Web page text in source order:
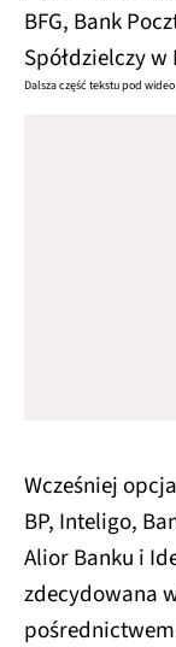
BFG, Bank
Spółdzielczy
Dalsza część tekstu pod wideo
Wcześniej
BP, Inteligo,
Alior Banku i
zdecydowana